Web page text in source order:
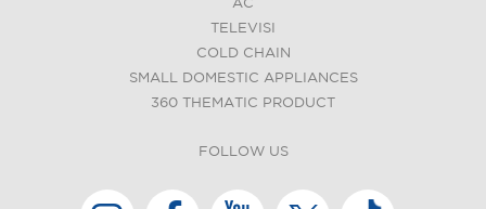
AC
TELEVISI
COLD CHAIN
SMALL DOMESTIC APPLIANCES
360 THEMATIC PRODUCT
FOLLOW US